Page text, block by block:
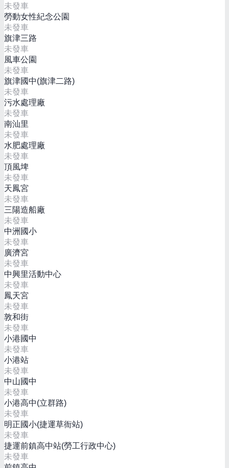
未發車
勞動女性紀念公園
未發車
旗津三路
未發車
風車公園
未發車
旗津國中(旗津二路)
未發車
污水處理廠
未發車
南汕里
未發車
水肥處理廠
未發車
頂風埤
未發車
天鳳宮
未發車
三陽造船廠
未發車
中洲國小
未發車
廣濟宮
未發車
中興里活動中心
未發車
鳳天宮
未發車
敦和街
未發車
小港國中
未發車
小港站
未發車
中山國中
未發車
小港高中(立群路)
未發車
明正國小(捷運草衙站)
未發車
捷運前鎮高中站(勞工行政中心)
未發車